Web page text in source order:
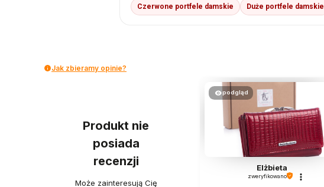
Czerwone portfele damskie Duże portfele damskie
Jak zbieramy opinie?
Produkt nie
posiada
recenzji
Może zainteresują Cię
podgląd
Elżbieta
zweryfikowano